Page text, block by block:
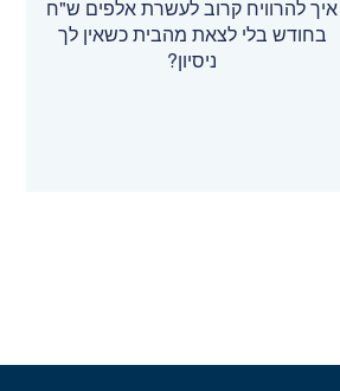
איך להרוויח קרוב לעשרת אלפים ש"ח
בחודש בלי לצאת מהבית כשאין לך
ניסיון?